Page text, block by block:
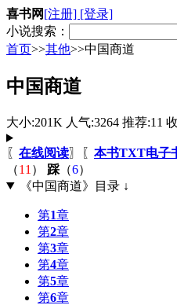
喜书网[注册] [登录]
小说搜索：
首页>>其他>>中国商道
中国商道
大小:201K 人气:3264 推荐:11
〖 在线阅读〗〖 本书TXT电子
（11 ） 踩 （6）
《中国商道》目录 ↓
第1章
第2章
第3章
第4章
第5章
第6章